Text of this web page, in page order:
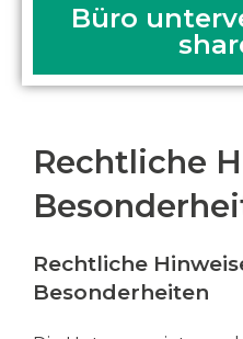
Büro
Rechtliche
Rechtliche
Besonderheiten